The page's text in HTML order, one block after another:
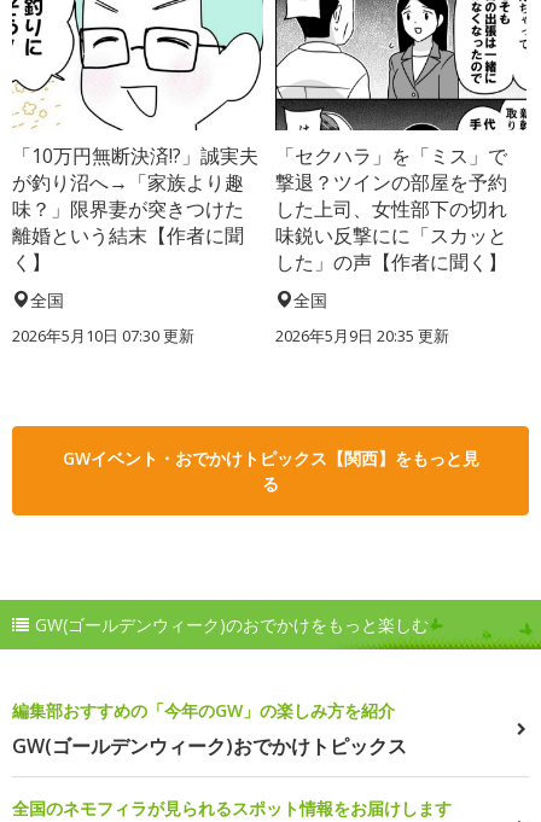
「10万円無断決済!?」誠実夫
が釣り沼へ→「家族より趣
味？」限界妻が突きつけた
離婚という結末【作者に聞
く】
全国
2026年5月10日 07:30 更新
「セクハラ」を「ミス」で
撃退？ツインの部屋を予約
した上司、女性部下の切れ
味鋭い反撃にに「スカッと
した」の声【作者に聞く】
全国
2026年5月9日 20:35 更新
GWイベント・おでかけトピックス【関西】をもっと見
る
GW(ゴールデンウィーク)のおでかけをもっと楽しむ
編集部おすすめの「今年のGW」の楽しみ方を紹介
GW(ゴールデンウィーク)おでかけトピックス
全国のネモフィラが見られるスポット情報をお届けします